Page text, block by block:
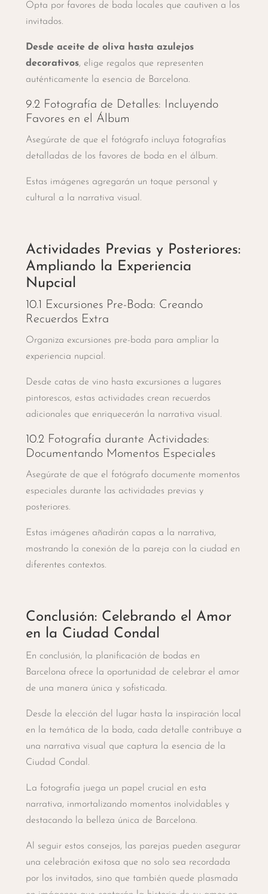
Opta por favores de boda locales que cautiven a los
invitados.
Desde aceite de oliva hasta azulejos
decorativos, elige regalos que representen
auténticamente la esencia de Barcelona.
9.2 Fotografía de Detalles: Incluyendo
Favores en el Álbum
Asegúrate de que el fotógrafo incluya fotografías
detalladas de los favores de boda en el álbum.
Estas imágenes agregarán un toque personal y
cultural a la narrativa visual.
Actividades Previas y Posteriores:
Ampliando la Experiencia
Nupcial
10.1 Excursiones Pre-Boda: Creando
Recuerdos Extra
Organiza excursiones pre-boda para ampliar la
experiencia nupcial.
Desde catas de vino hasta excursiones a lugares
pintorescos, estas actividades crean recuerdos
adicionales que enriquecerán la narrativa visual.
10.2 Fotografía durante Actividades:
Documentando Momentos Especiales
Asegúrate de que el fotógrafo documente momentos
especiales durante las actividades previas y
posteriores.
Estas imágenes añadirán capas a la narrativa,
mostrando la conexión de la pareja con la ciudad en
diferentes contextos.
Conclusión: Celebrando el Amor
en la Ciudad Condal
En conclusión, la planificación de bodas en
Barcelona ofrece la oportunidad de celebrar el amor
de una manera única y sofisticada.
Desde la elección del lugar hasta la inspiración local
en la temática de la boda, cada detalle contribuye a
una narrativa visual que captura la esencia de la
Ciudad Condal.
La fotografía juega un papel crucial en esta
narrativa, inmortalizando momentos inolvidables y
destacando la belleza única de Barcelona.
Al seguir estos consejos, las parejas pueden asegurar
una celebración exitosa que no solo sea recordada
por los invitados, sino que también quede plasmada